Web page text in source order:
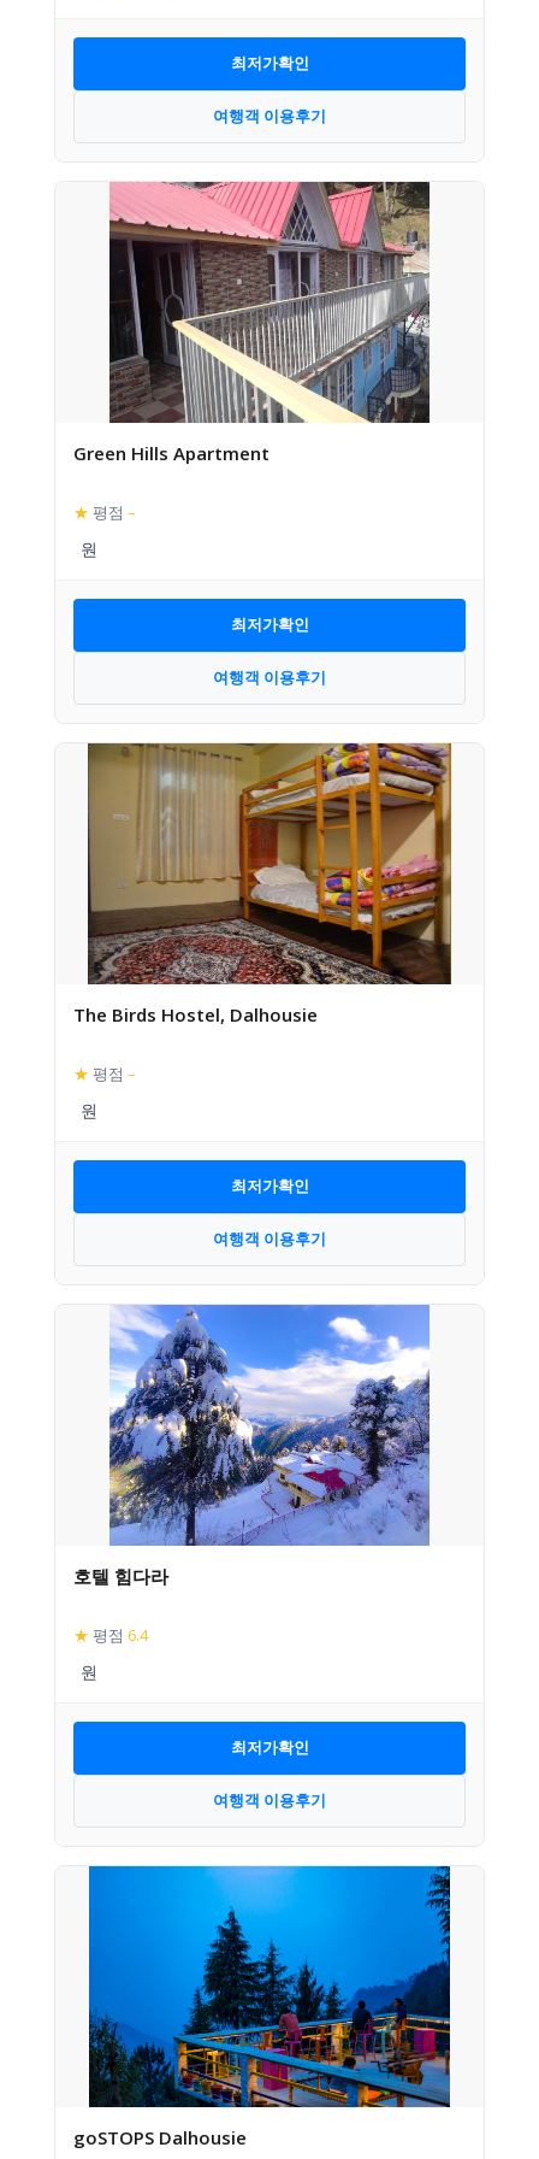
최저가확인
여행객 이용후기
Green Hills Apartment
★ 평점 –
최저가확인
여행객 이용후기
The Birds Hostel, Dalhousie
★ 평점 –
최저가확인
여행객 이용후기
호텔 힘다라
★ 평점 6.4
최저가확인
여행객 이용후기
goSTOPS Dalhousie